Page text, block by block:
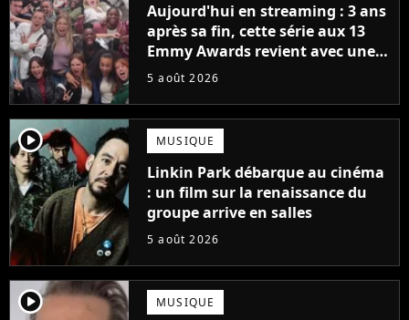
Aujourd'hui en streaming : 3 ans
après sa fin, cette série aux 13
Emmy Awards revient avec une
suite... totalement différente
5 août 2026
player2 MUSIQUE
Linkin Park débarque au cinéma
: un film sur la renaissance du
groupe arrive en salles
5 août 2026
player2 MUSIQUE